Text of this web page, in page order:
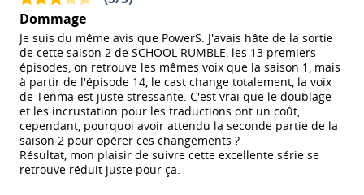
Dommage
Je suis du même avis que PowerS. J'avais hâte de la sortie
de cette saison 2 de SCHOOL RUMBLE, les 13 premiers
épisodes, on retrouve les mêmes voix que la saison 1, mais
à partir de l'épisode 14, le cast change totalement, la voix
de Tenma est juste stressante. C'est vrai que le doublage
et les incrustation pour les traductions ont un coût,
cependant, pourquoi avoir attendu la seconde partie de la
saison 2 pour opérer ces changements ?
Résultat, mon plaisir de suivre cette excellente série se
retrouve réduit juste pour ça.